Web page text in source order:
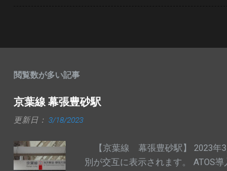
閲覧数が多い記事
京葉線 幕張豊砂駅
更新日： 3/18/2023
【京葉線 幕張豊砂駅】 2023年3
別が交互に表示されます。 ATOS